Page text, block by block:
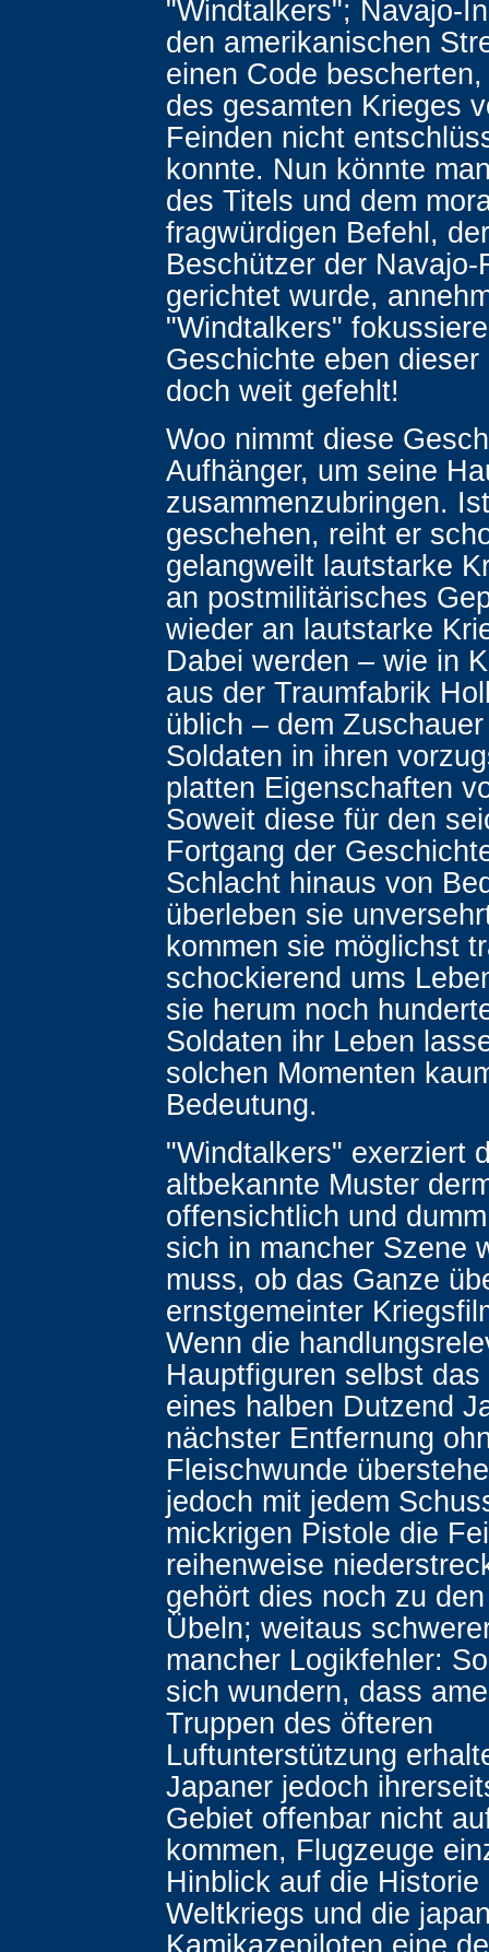
"Windtalkers"; Navajo-
den amerikanischen
einen Code
des gesamten Krieges
Feinden nicht
konnte. Nun könnte
des Titels und dem
fragwürdigen Befehl,
Beschützer der Navajo-
gerichtet wurde,
"Windtalkers"
Geschichte eben dieser
doch weit gefehlt!
Woo nimmt diese
Aufhänger, um seine
zusammenzubringen.
geschehen, reiht er
gelangweilt lautstarke
an postmilitärisches
wieder an lautstarke
Dabei werden – wie in
aus der Traumfabrik
üblich – dem
Soldaten in ihren
platten Eigenschaften
Soweit diese für den
Fortgang der
Schlacht hinaus von
überleben sie
kommen sie möglichst
schockierend ums
sie herum noch
Soldaten ihr Leben
solchen Momenten
Bedeutung.
"Windtalkers" exerziert
altbekannte Muster
offensichtlich und
sich in mancher Szene
muss, ob das Ganze
ernstgemeinter
Wenn die
Hauptfiguren selbst
eines halben Dutzend
nächster Entfernung
Fleischwunde
jedoch mit jedem
mickrigen Pistole die
reihenweise
gehört dies noch zu
Übeln; weitaus
mancher Logikfehler:
sich wundern, dass
Truppen des öfteren
Luftunterstützung
Japaner jedoch
Gebiet offenbar nicht
kommen, Flugzeuge
Hinblick auf die
Weltkriegs und die
Kamikazepiloten eine